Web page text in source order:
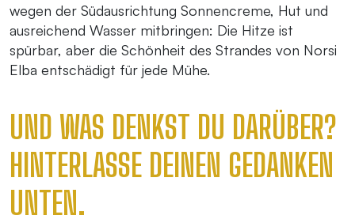
wegen der Südausrichtung Sonnencreme, Hut und
ausreichend Wasser mitbringen: Die Hitze ist
spürbar, aber die Schönheit des Strandes von Norsi
Elba entschädigt für jede Mühe.
UND WAS DENKST DU DARÜBER?
HINTERLASSE DEINEN GEDANKEN
UNTEN.